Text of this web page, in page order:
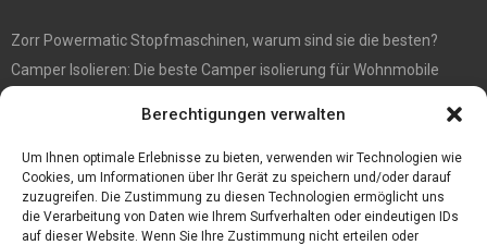
Berechtigungen verwalten
Um Ihnen optimale Erlebnisse zu bieten, verwenden wir Technologien wie
Cookies, um Informationen über Ihr Gerät zu speichern und/oder darauf
zuzugreifen. Die Zustimmung zu diesen Technologien ermöglicht uns
die Verarbeitung von Daten wie Ihrem Surfverhalten oder eindeutigen IDs
auf dieser Website. Wenn Sie Ihre Zustimmung nicht erteilen oder
Zorr Powermatic Stopfmaschinen, warum sind sie die besten?
Camper Isolieren: Die beste Camper isolierung für Wohnmobile
Immobilienmakler Gökay Gündüz
Masterarbeit auf Englisch: Anleitung zum Verfassen